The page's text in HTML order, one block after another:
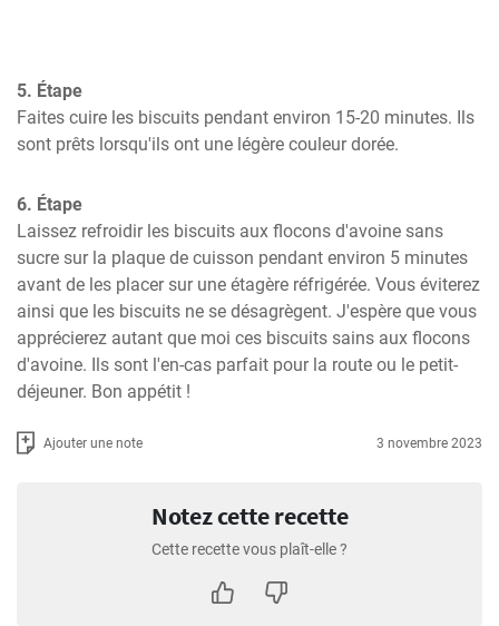
5. Étape
Faites cuire les biscuits pendant environ 15-20 minutes. Ils
sont prêts lorsqu'ils ont une légère couleur dorée.
6. Étape
Laissez refroidir les biscuits aux flocons d'avoine sans
sucre sur la plaque de cuisson pendant environ 5 minutes
avant de les placer sur une étagère réfrigérée. Vous éviterez
ainsi que les biscuits ne se désagrègent. J'espère que vous
apprécierez autant que moi ces biscuits sains aux flocons
d'avoine. Ils sont l'en-cas parfait pour la route ou le petit-
déjeuner. Bon appétit !
Ajouter une note 3 novembre 2023
Notez cette recette
Cette recette vous plaît-elle ?